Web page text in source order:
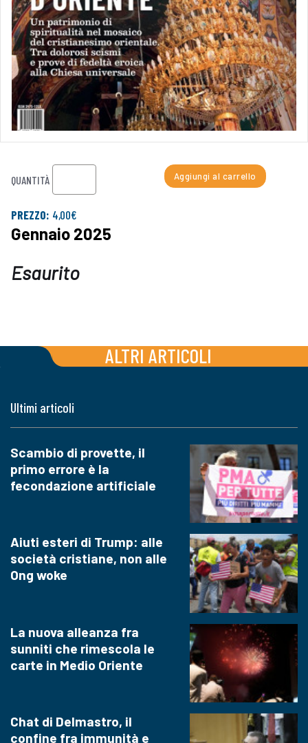
QUANTITÀ Aggiungi al carrello
PREZZO: 4,00€
Gennaio 2025
Esaurito
ALTRI ARTICOLI
Ultimi articoli
Scambio di provette, il
primo errore è la
fecondazione artificiale
Aiuti esteri di Trump: alle
società cristiane, non alle
Ong woke
La nuova alleanza fra
sunniti che rimescola le
carte in Medio Oriente
Chat di Delmastro, il
confine fra immunità e